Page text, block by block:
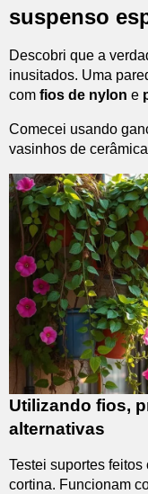
suspenso
Descobri que a
inusitados. Uma
com fios de nylon e
Comecei usando
vasinhos de
Utilizando fios,
alternativas
Testei suportes
cortina. Funcionam